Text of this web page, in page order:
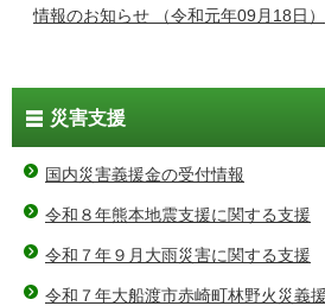
情報のお知らせ （令和元年09月18日）
災害支援
国内災害義援金の受付情報
令和８年熊本地震支援に関する支援
令和７年９月大雨災害に関する支援
令和７年大船渡市赤崎町林野火災義